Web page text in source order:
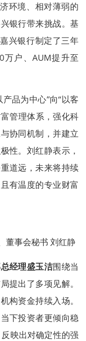
环境、相对薄弱的
银行带来挑战。基
兴银行制定了三年
户、AUM提升至
品为中心”向“以客
管理体系，强化科
协同机制，并建立
性。刘红静表示，
道远，未来将持续
有温度的专业财富
董事会秘书 刘红静
经理盛玉洁围绕当
提出了多项见解。
构资金持续入场。
下投资者更倾向稳
映出对确定性的强